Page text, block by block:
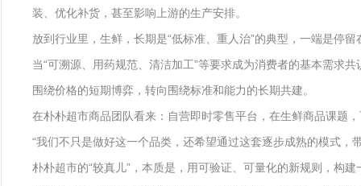
装、优化补货，甚至影响上游的生产安排。
放到行业里，生鲜，长期是“低标准、重人治”的典型，一端是停
当“可溯源、用药规范、清洁加工”等要求成为消费者的基本需求
围绕价格的短期博弈，转向围绕标准和能力的长期共建。
在朴朴超市商品团队看来：自营即时零售平台，在生鲜商品课题
“我们不只是做好这一个品类，还希望通过这套逐步成熟的模式，
朴朴超市的“较真儿”，本质是，用可验证、可量化的新规则，构